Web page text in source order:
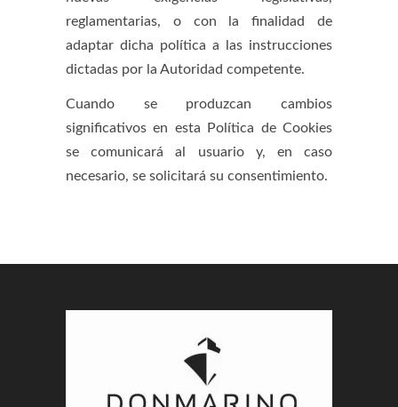
reglamentarias, o con la finalidad de
adaptar dicha política a las instrucciones
dictadas por la Autoridad competente.
Cuando se produzcan cambios
significativos en esta Política de Cookies
se comunicará al usuario y, en caso
necesario, se solicitará su consentimiento.